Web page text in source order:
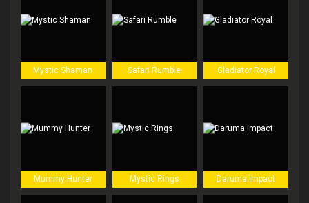
Mystic Shaman Safari Rumble Gladiator Royal
Mummy Hunter Mystic Rings Daruma Impact